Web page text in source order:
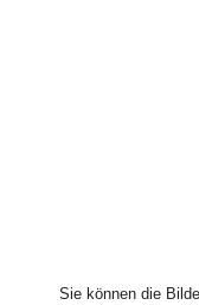
Sie können die